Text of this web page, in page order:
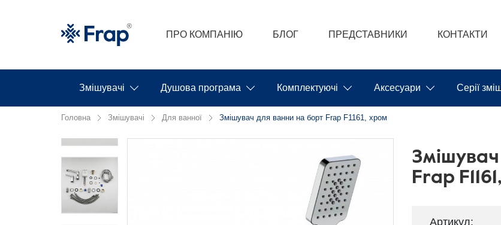
ПРО КОМПАНІЮ БЛОГ ПРЕДСТАВНИКИ КОНТАКТИ
Змішувачі Душова програма Комплектуючі Аксесуари Серії
Головна Змішувачі Для ванної Змішувач для ванни на борт Frap F1161, хром
Frap
Артикул: